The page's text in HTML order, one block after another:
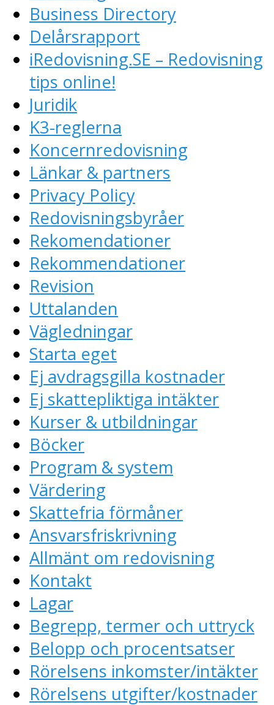
Business Directory
Delårsrapport
iRedovisning.SE – Redovisning
tips online!
Juridik
K3-reglerna
Koncernredovisning
Länkar & partners
Privacy Policy
Redovisningsbyråer
Rekomendationer
Rekommendationer
Revision
Uttalanden
Vägledningar
Starta eget
Ej avdragsgilla kostnader
Ej skattepliktiga intäkter
Kurser & utbildningar
Böcker
Program & system
Värdering
Skattefria förmåner
Ansvarsfriskrivning
Allmänt om redovisning
Kontakt
Lagar
Begrepp, termer och uttryck
Belopp och procentsatser
Rörelsens inkomster/intäkter
Rörelsens utgifter/kostnader